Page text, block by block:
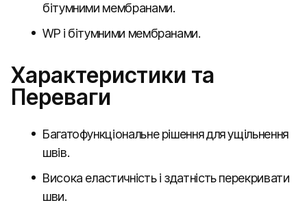
бітумними мембранами.
WP і бітумними мембранами.
Характеристики та
Переваги
Багатофункціональне рішення для ущільнення
швів.
Висока еластичність і здатність перекривати
шви.